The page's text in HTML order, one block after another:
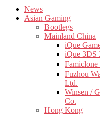
News
Asian Gaming
Bootlegs
Mainland China
iQue
iQue 3DS
Fuzhou
Ltd.
Winsen /
Co.
Hong Kong